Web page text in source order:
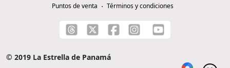
Puntos de venta
Términos y condiciones
© 2019 La Estrella de Panamá